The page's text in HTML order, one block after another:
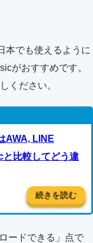
本でも使えるように
がおすすめです。
ください。
AWA, LINE
比較してどう違
続きを読む
ードできる」点で